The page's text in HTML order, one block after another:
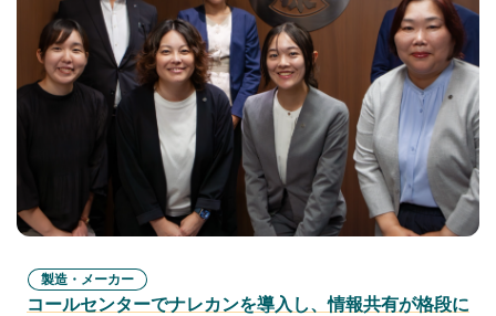
製造・メーカー
コールセンターでナレカンを導入し、情報共有が格段に